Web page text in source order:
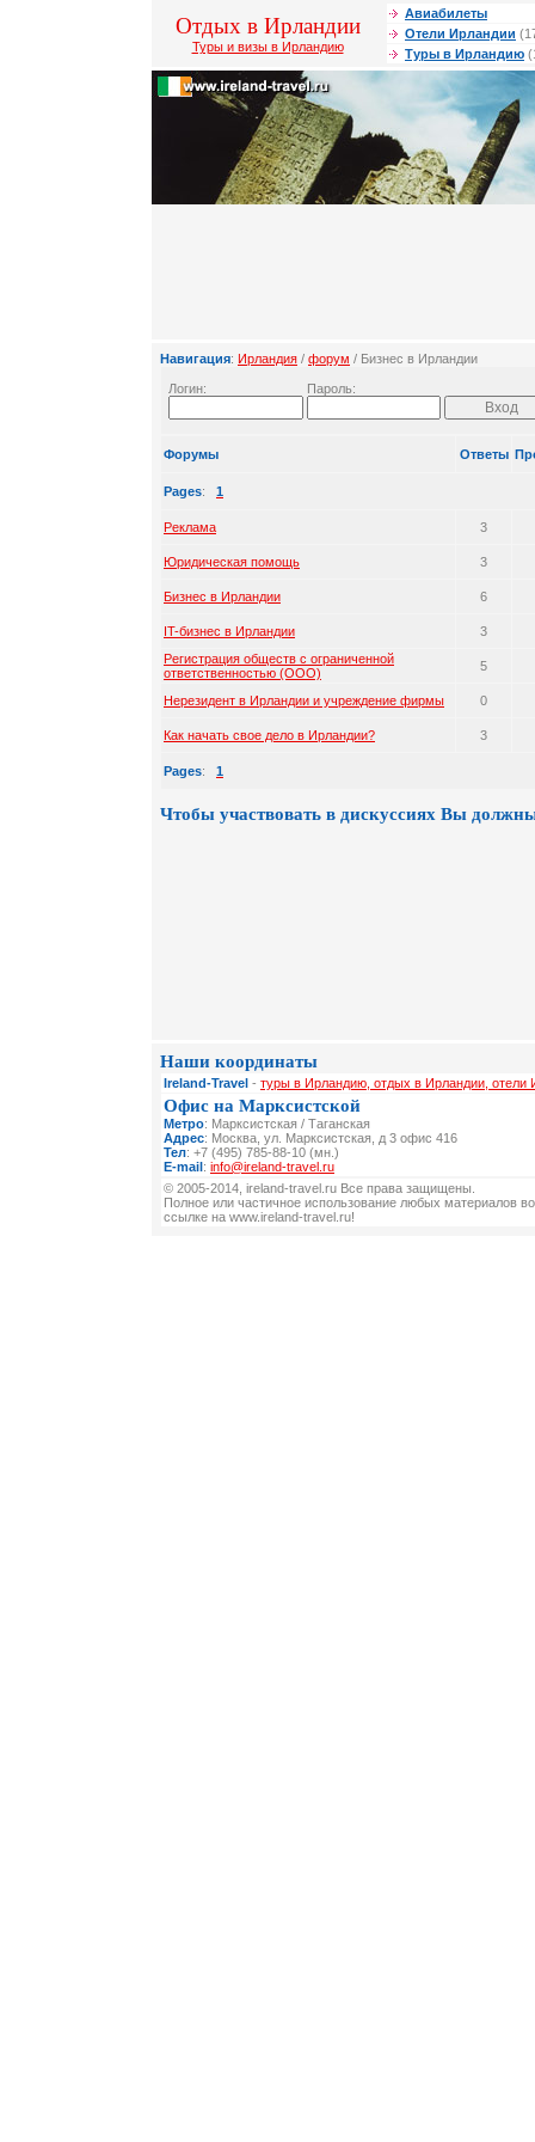
Отдых в Ирландии
Туры и визы в Ирландию
Авиабилеты
Отели Ирландии
Туры в Ирландию
Навигация: Ирландия / форум / Бизнес в Ирландии
Логин: Пароль:
Форумы Ответы
Pages: 1
Реклама 3
Юридическая помощь 3
Бизнес в Ирландии 6
IT-бизнес в Ирландии
3
Регистрация обществ с ограниченной
ответственностью (ООО)
5
Нерезидент в Ирландии и учреждение фирмы 0
Как начать свое дело в Ирландии? 3
Pages: 1
Чтобы участвовать в дискуссиях Вы
Наши координаты
Ireland-Travel - туры в Ирландию, отдых в Ирландии, отели
Офис на Марксистской
Метро: Марксистская / Таганская
Адрес: Москва, ул. Марксистская, д 3 офис 416
Тел: +7 (495) 785-88-10 (мн.)
E-mail: info@ireland-travel.ru
© 2005-2014, ireland-travel.ru Все права защищены.
Полное или частичное использование любых материалов
ссылке на www.ireland-travel.ru!